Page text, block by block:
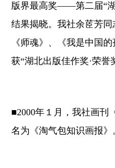
版界最高奖——第二届“
结果揭晓。我社余茝芳同
《师魂》、《我是中国
获“湖北出版佳作奖·荣誉
■2000年１月，我社画刊
名为《淘气包知识画报》